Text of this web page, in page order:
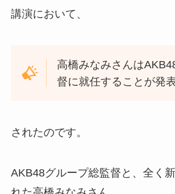
講演において、
高橋みなみさんは
督に就任することが発
されたのです。
AKB48グループ総監督と、全く